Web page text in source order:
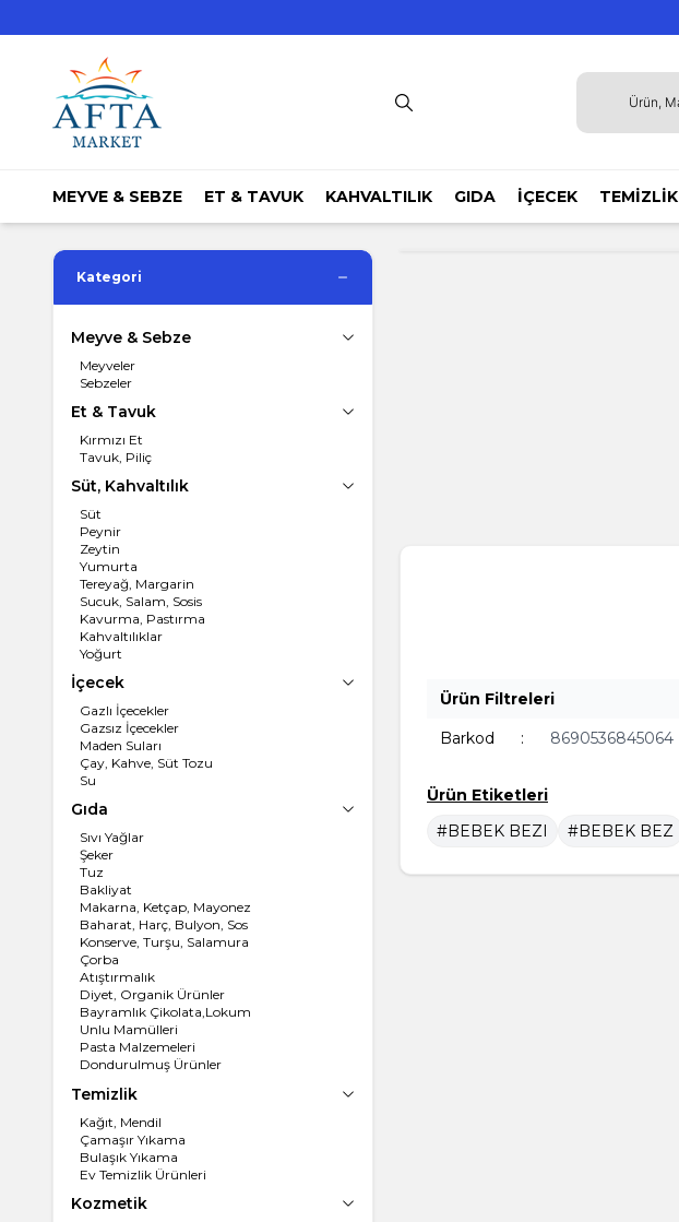
MEYVE & SEBZE ET & TAVUK KAHVALTILIK GIDA İÇECEK TEMİZLİK
Kategori
Meyve & Sebze
Meyveler
Sebzeler
Et & Tavuk
Kırmızı Et
Tavuk, Piliç
Süt, Kahvaltılık
Süt
Peynir
Zeytin
Yumurta
Tereyağ, Margarin
Sucuk, Salam, Sosis
Kavurma, Pastırma
Kahvaltılıklar
Yoğurt
İçecek
Gazlı İçecekler
Gazsız İçecekler
Maden Suları
Çay, Kahve, Süt Tozu
Su
Gıda
Sıvı Yağlar
Şeker
Tuz
Bakliyat
Makarna, Ketçap, Mayonez
Baharat, Harç, Bulyon, Sos
Konserve, Turşu, Salamura
Çorba
Atıştırmalık
Diyet, Organik Ürünler
Bayramlık Çikolata,Lokum
Unlu Mamülleri
Pasta Malzemeleri
Dondurulmuş Ürünler
Dondurma
Temizlik
Kağıt, Mendil
Çamaşır Yıkama
Bulaşık Yıkama
Ev Temizlik Ürünleri
Kozmetik
Ürün Filtreleri
Barkod
: 8690536845064
Ürün Etiketleri
#BEBEK BEZI
#BEBEK BEZ